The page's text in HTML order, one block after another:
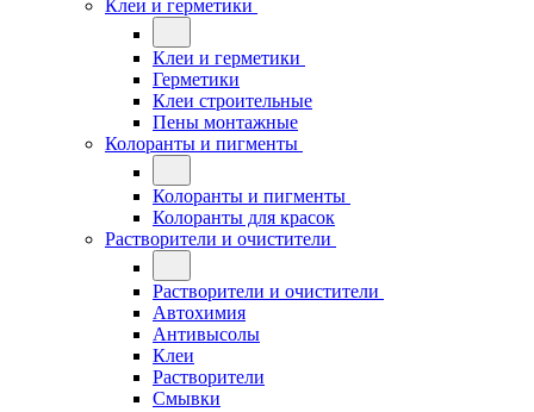
Клеи и герметики
Клеи и герметики
Герметики
Клеи строительные
Пены монтажные
Колоранты и пигменты
Колоранты и пигменты
Колоранты для красок
Растворители и очистители
Растворители и очистители
Автохимия
Антивысолы
Клеи
Растворители
Смывки